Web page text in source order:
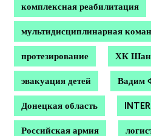
комплексная реабилитация
мультидисциплинарная
протезирование ХК
эвакуация детей Вадим
Донецкая область
Российская армия